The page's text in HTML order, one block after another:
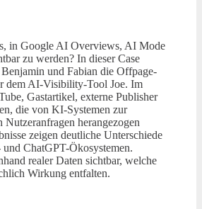
in Google AI Overviews, AI Mode
zu werden? In dieser Case
und Fabian die Offpage-
dem AI-Visibility-Tool Joe. Im
Gastartikel, externe Publisher
die von KI-Systemen zur
herangezogen
zeigen deutliche Unterschiede
ChatGPT-Ökosystemen.
realer Daten sichtbar, welche
Wirkung entfalten.